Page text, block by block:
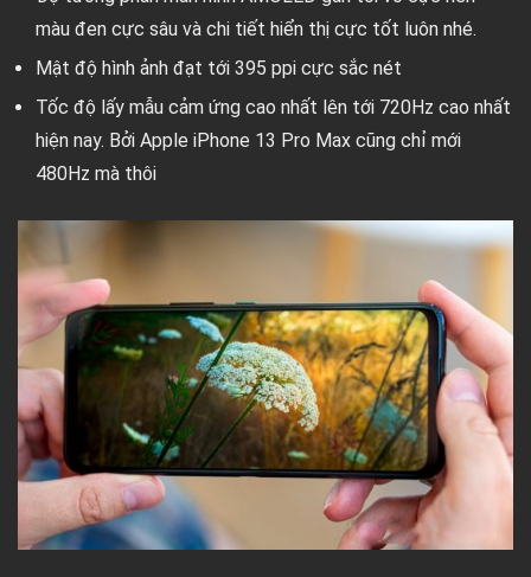
màu đen cực sâu và chi tiết hiển thị cực tốt luôn nhé.
Mật độ hình ảnh đạt tới 395 ppi cực sắc nét
Tốc độ lấy mẫu cảm ứng cao nhất lên tới 720Hz cao nhất
hiện nay. Bởi Apple iPhone 13 Pro Max cũng chỉ mới
480Hz mà thôi